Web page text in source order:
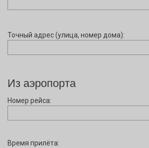
Точный адрес (улица, номер дома):
Из аэропорта
Номер рейса:
Время прилёта: